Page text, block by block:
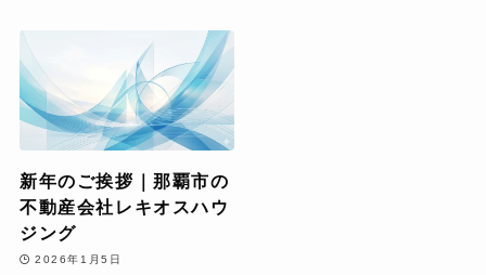
新年のご挨拶｜那覇市の
不動産会社レキオスハウ
ジング
2026年1月5日